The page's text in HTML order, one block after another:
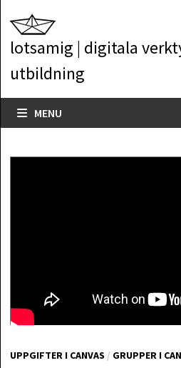
to
content
lotsamig | digitala
utbildning
MENU
UPPGIFTER I CANVAS / GRUPPER I